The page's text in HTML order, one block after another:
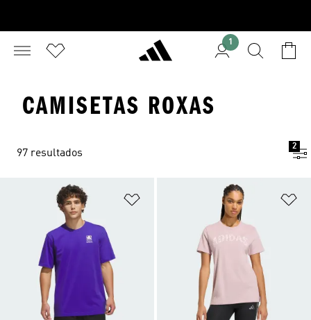
1
CAMISETAS ROXAS
97 resultados
2
Adicionar à Lista de Desejos